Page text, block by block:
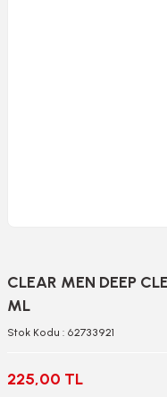
CLEAR MEN DEEP
ML
Stok Kodu : 62733921
225,00 TL